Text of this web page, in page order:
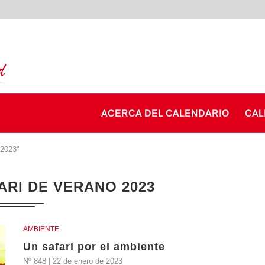
ACERCA DEL CALENDARIO
DE VERANO 2023
AMBIENTE
Un safari por el ambiente
Nº 848 | 22 de enero de 2023